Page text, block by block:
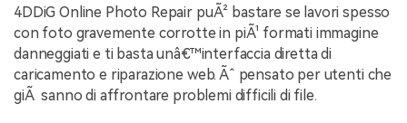
4DDiG Online Photo Repair puÃ² bastare se lavori spesso
con foto gravemente corrotte in piÃ¹ formati immagine
danneggiati e ti basta unâ€™interfaccia diretta di
caricamento e riparazione web. Ãˆ pensato per utenti che
giÃ sanno di affrontare problemi difficili di file.